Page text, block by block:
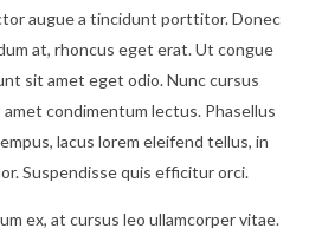
augue a tincidunt porttitor. Donec
at, rhoncus eget erat. Ut congue
sit amet eget odio. Nunc cursus
condimentum lectus. Phasellus
lacus lorem eleifend tellus, in
Suspendisse quis efficitur orci.
ex, at cursus leo ullamcorper vitae.